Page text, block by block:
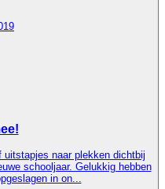
uitstapjes naar plekken dichtbij
schooljaar. Gelukkig hebben
in on...